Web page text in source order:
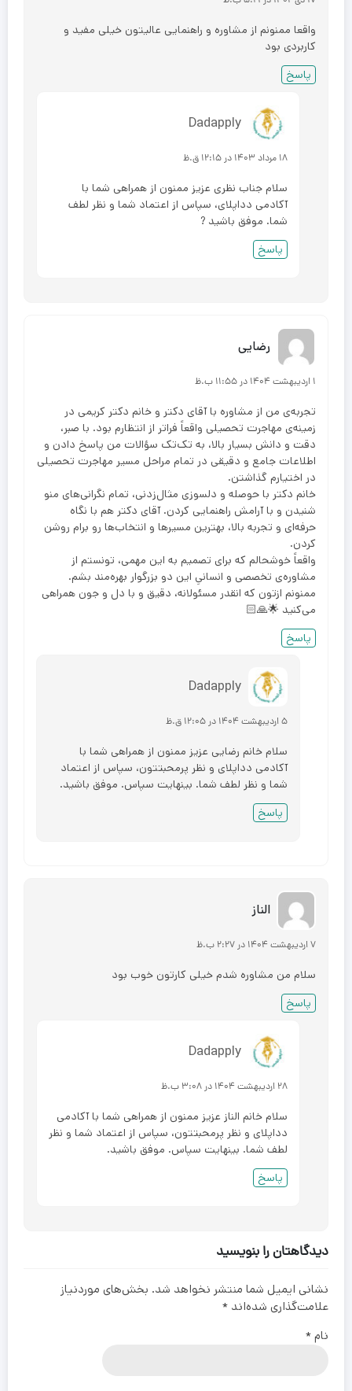
واقعا ممنونم از مشاوره و راهنمایی عالیتون خیلی مفید و
کاربردی بود
پاسخ
Dadapply
۱۸ مرداد ۱۴۰۳ در ۱۲:۱۵ ق.ظ
سلام جناب نظری عزیز ممنون از همراهی شما با
آکادمی دداپلای، سپاس از اعتماد شما و نظر لطف
شما. موفق باشید ?
پاسخ
رضایی
۱ اردیبهشت ۱۴۰۴ در ۱۱:۵۵ ب.ظ
تجربه‌ی من از مشاوره با آقای دکتر و خانم دکتر کریمی در
زمینه‌ی مهاجرت تحصیلی واقعاً فراتر از انتظارم بود. با صبر،
دقت و دانش بسیار بالا، به تک‌تک سؤالات من پاسخ دادن و
اطلاعات جامع و دقیقی در تمام مراحل مسیر مهاجرت تحصیلی
در اختیارم گذاشتن.
خانم دکتر با حوصله و دلسوزی مثال‌زدنی، تمام نگرانی‌های منو
شنیدن و با آرامش راهنمایی کردن. آقای دکتر هم با نگاه
حرفه‌ای و تجربه بالا، بهترین مسیرها و انتخاب‌ها رو برام روشن
کردن.
واقعاً خوشحالم که برای تصمیم به این مهمی، تونستم از
مشاوره‌ی تخصصی و انسانیِ این دو بزرگوار بهره‌مند بشم.
ممنونم ازتون که انقدر مسئولانه، دقیق و با دل و جون همراهی
می‌کنید 🌟🙏🏻
پاسخ
Dadapply
۵ اردیبهشت ۱۴۰۴ در ۱۲:۰۵ ق.ظ
سلام خانم رضایی عزیز ممنون از همراهی شما با
آکادمی دداپلای و نظر پرمحبتتون، سپاس از اعتماد
شما و نظر لطف شما. بینهایت سپاس. موفق باشید.
پاسخ
الناز
۷ اردیبهشت ۱۴۰۴ در ۲:۲۷ ب.ظ
سلام من مشاوره شدم خیلی کارتون خوب بود
پاسخ
Dadapply
۲۸ اردیبهشت ۱۴۰۴ در ۳:۰۸ ب.ظ
سلام خانم الناز عزیز ممنون از همراهی شما با آکادمی
دداپلای و نظر پرمحبتتون، سپاس از اعتماد شما و نظر
لطف شما. بینهایت سپاس. موفق باشید.
پاسخ
دیدگاهتان را بنویسید
نشانی ایمیل شما منتشر نخواهد شد. بخش‌های موردنیاز
علامت‌گذاری شده‌اند *
نام*